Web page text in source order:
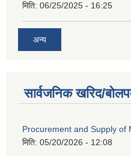
मिति: 06/25/2025 - 16:25
अन्य
सार्वजनिक खरिद/
Procurement and Supply of
मिति: 05/20/2026 - 12:08